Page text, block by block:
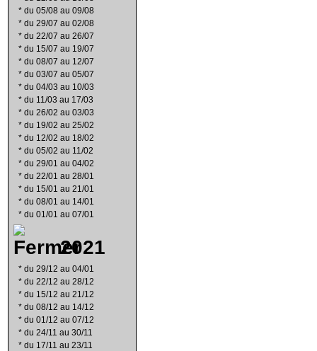
* du 05/08 au 09/08
* du 29/07 au 02/08
* du 22/07 au 26/07
* du 15/07 au 19/07
* du 08/07 au 12/07
* du 03/07 au 05/07
* du 04/03 au 10/03
* du 11/03 au 17/03
* du 26/02 au 03/03
* du 19/02 au 25/02
* du 12/02 au 18/02
* du 05/02 au 11/02
* du 29/01 au 04/02
* du 22/01 au 28/01
* du 15/01 au 21/01
* du 08/01 au 14/01
* du 01/01 au 07/01
2021
* du 29/12 au 04/01
* du 22/12 au 28/12
* du 15/12 au 21/12
* du 08/12 au 14/12
* du 01/12 au 07/12
* du 24/11 au 30/11
* du 17/11 au 23/11